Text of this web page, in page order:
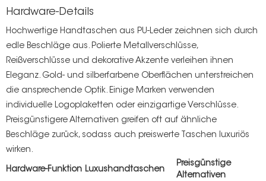
Hardware-Details
Hochwertige Handtaschen aus PU-Leder zeichnen sich durch
edle Beschläge aus. Polierte Metallverschlüsse,
Reißverschlüsse und dekorative Akzente verleihen ihnen
Eleganz. Gold- und silberfarbene Oberflächen unterstreichen
die ansprechende Optik. Einige Marken verwenden
individuelle Logoplaketten oder einzigartige Verschlüsse.
Preisgünstigere Alternativen greifen oft auf ähnliche
Beschläge zurück, sodass auch preiswerte Taschen luxuriös
wirken.
Hardware-Funktion Luxushandtaschen
Preisgünstige
Alternativen